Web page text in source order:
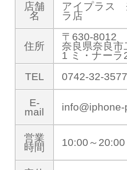
店舗
名
アイプラス
ラ店
住所
〒630-8012
奈良県奈良市
1 ミ・ナーラ
TEL
0742-32-3577
E-
mail
営業
時間
10:00～20:00